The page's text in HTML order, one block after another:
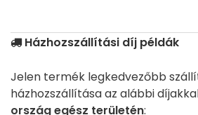
Házhozszállítási díj példák
Jelen termék legkedvezőbb
házhozszállítása az alábbi
ország egész területén: